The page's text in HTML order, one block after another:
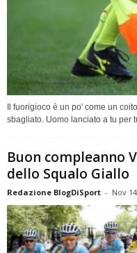
Il fuorigioco è un po' come un
sbagliato. Uomo lanciato a tu per
Buon compleanno
dello Squalo Giallo
Redazione BlogDiSport - Nov